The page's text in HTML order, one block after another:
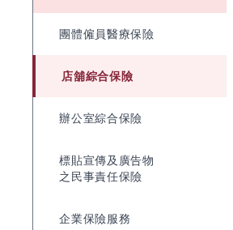
團體僱員醫療保險
店舖綜合保險
辦公室綜合保險
標貼宣傳及廣告物
之民事責任保險
企業保險服務